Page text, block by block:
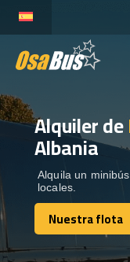
content
ALQUILER DE
DESTINOS
RECORRIDAS
Alquiler de
Albania
Alquila un
locales.
Nuestra flota
Nuestra flota